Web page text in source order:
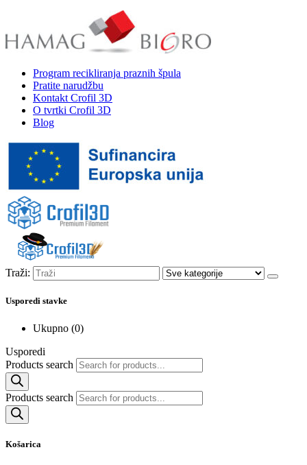
Program recikliranja praznih špula
Pratite narudžbu
Kontakt Crofil 3D
O tvrtki Crofil 3D
Blog
Traži:
Usporedi stavke
Ukupno (0)
Usporedi
Products search
Products search
Košarica